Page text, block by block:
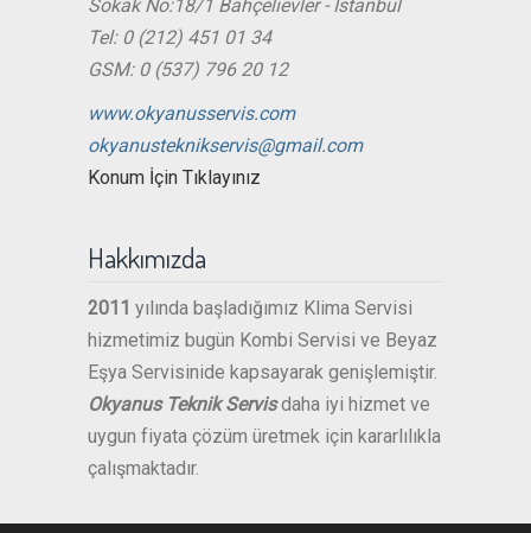
Sokak No:18/1 Bahçelievler - İstanbul
Tel: 0 (212) 451 01 34
GSM: 0 (537) 796 20 12
www.okyanusservis.com
okyanusteknikservis@gmail.com
Konum İçin Tıklayınız
Hakkımızda
2011 yılında başladığımız Klima Servisi
hizmetimiz bugün Kombi Servisi ve Beyaz
Eşya Servisinide kapsayarak genişlemiştir.
Okyanus Teknik Servisdaha iyi hizmet ve
uygun fiyata çözüm üretmek için kararlılıkla
çalışmaktadır.